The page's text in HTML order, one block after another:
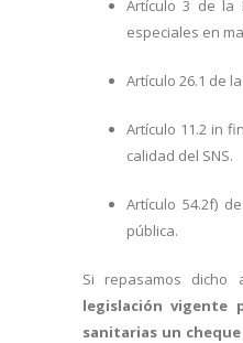
Artículo 3 de la
especiales en
Artículo 26.1 de
Artículo 11.2 in
calidad del SNS.
Artículo 54.2f)
pública.
Si repasamos dicho
legislación vigente
sanitarias un